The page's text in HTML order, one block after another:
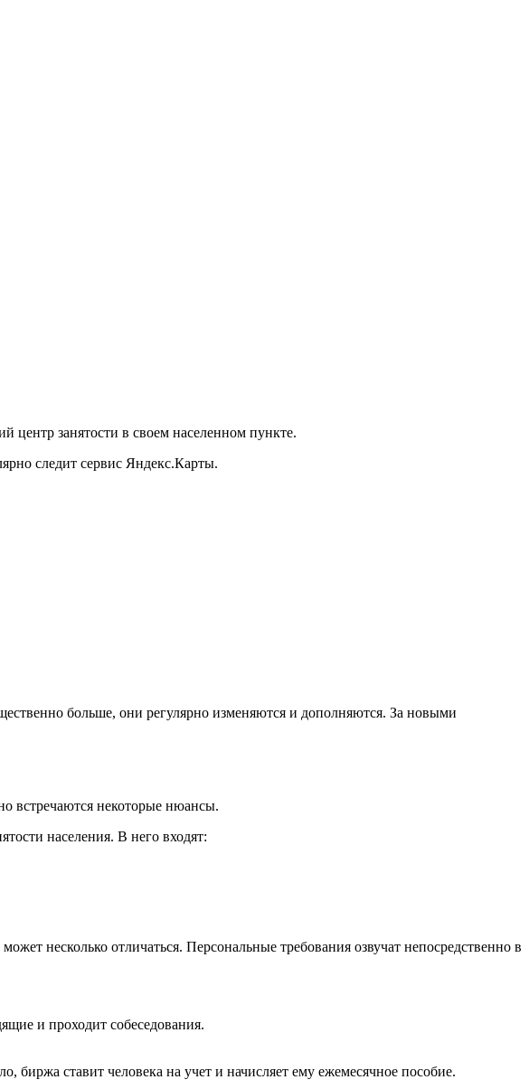
занятости в своем населенном пункте.
следит сервис Яндекс.Карты.
больше, они регулярно изменяются и дополняются. За новыми
встречаются некоторые нюансы.
населения. В него входят:
несколько отличаться. Персональные требования озвучат непосредственно в
и проходит собеседования.
биржа ставит человека на учет и начисляет ему ежемесячное пособие.